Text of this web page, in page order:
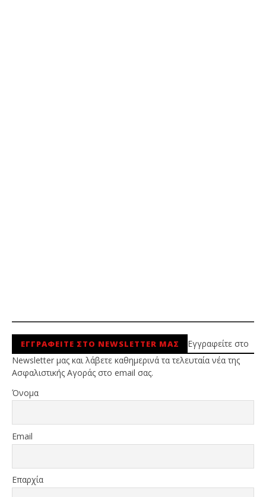
ΕΓΓΡΑΦΕΙΤΕ ΣΤΟ NEWSLETTER ΜΑΣ
Εγγραφείτε στο
Newsletter μας και λάβετε καθημερινά τα τελευταία νέα της
Ασφαλιστικής Αγοράς στο email σας.
Όνομα
Email
Επαρχία